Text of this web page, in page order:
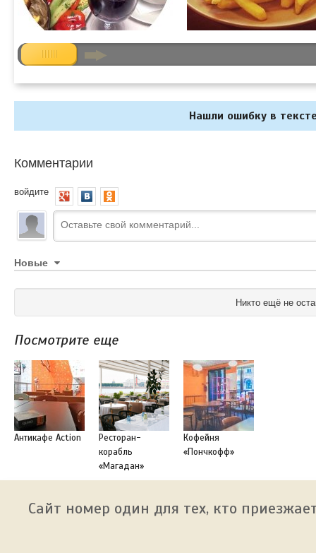
Нашли ошибку в
Комментарии
войдите
Новые
Никто ещё не
Посмотрите еще
Антикафе Action
Ресторан-
корабль
«Магадан»
Кофейня
«Пончкофф»
Сайт номер один для тех, кто